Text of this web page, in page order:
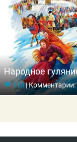
Народное
118|Комментарии: